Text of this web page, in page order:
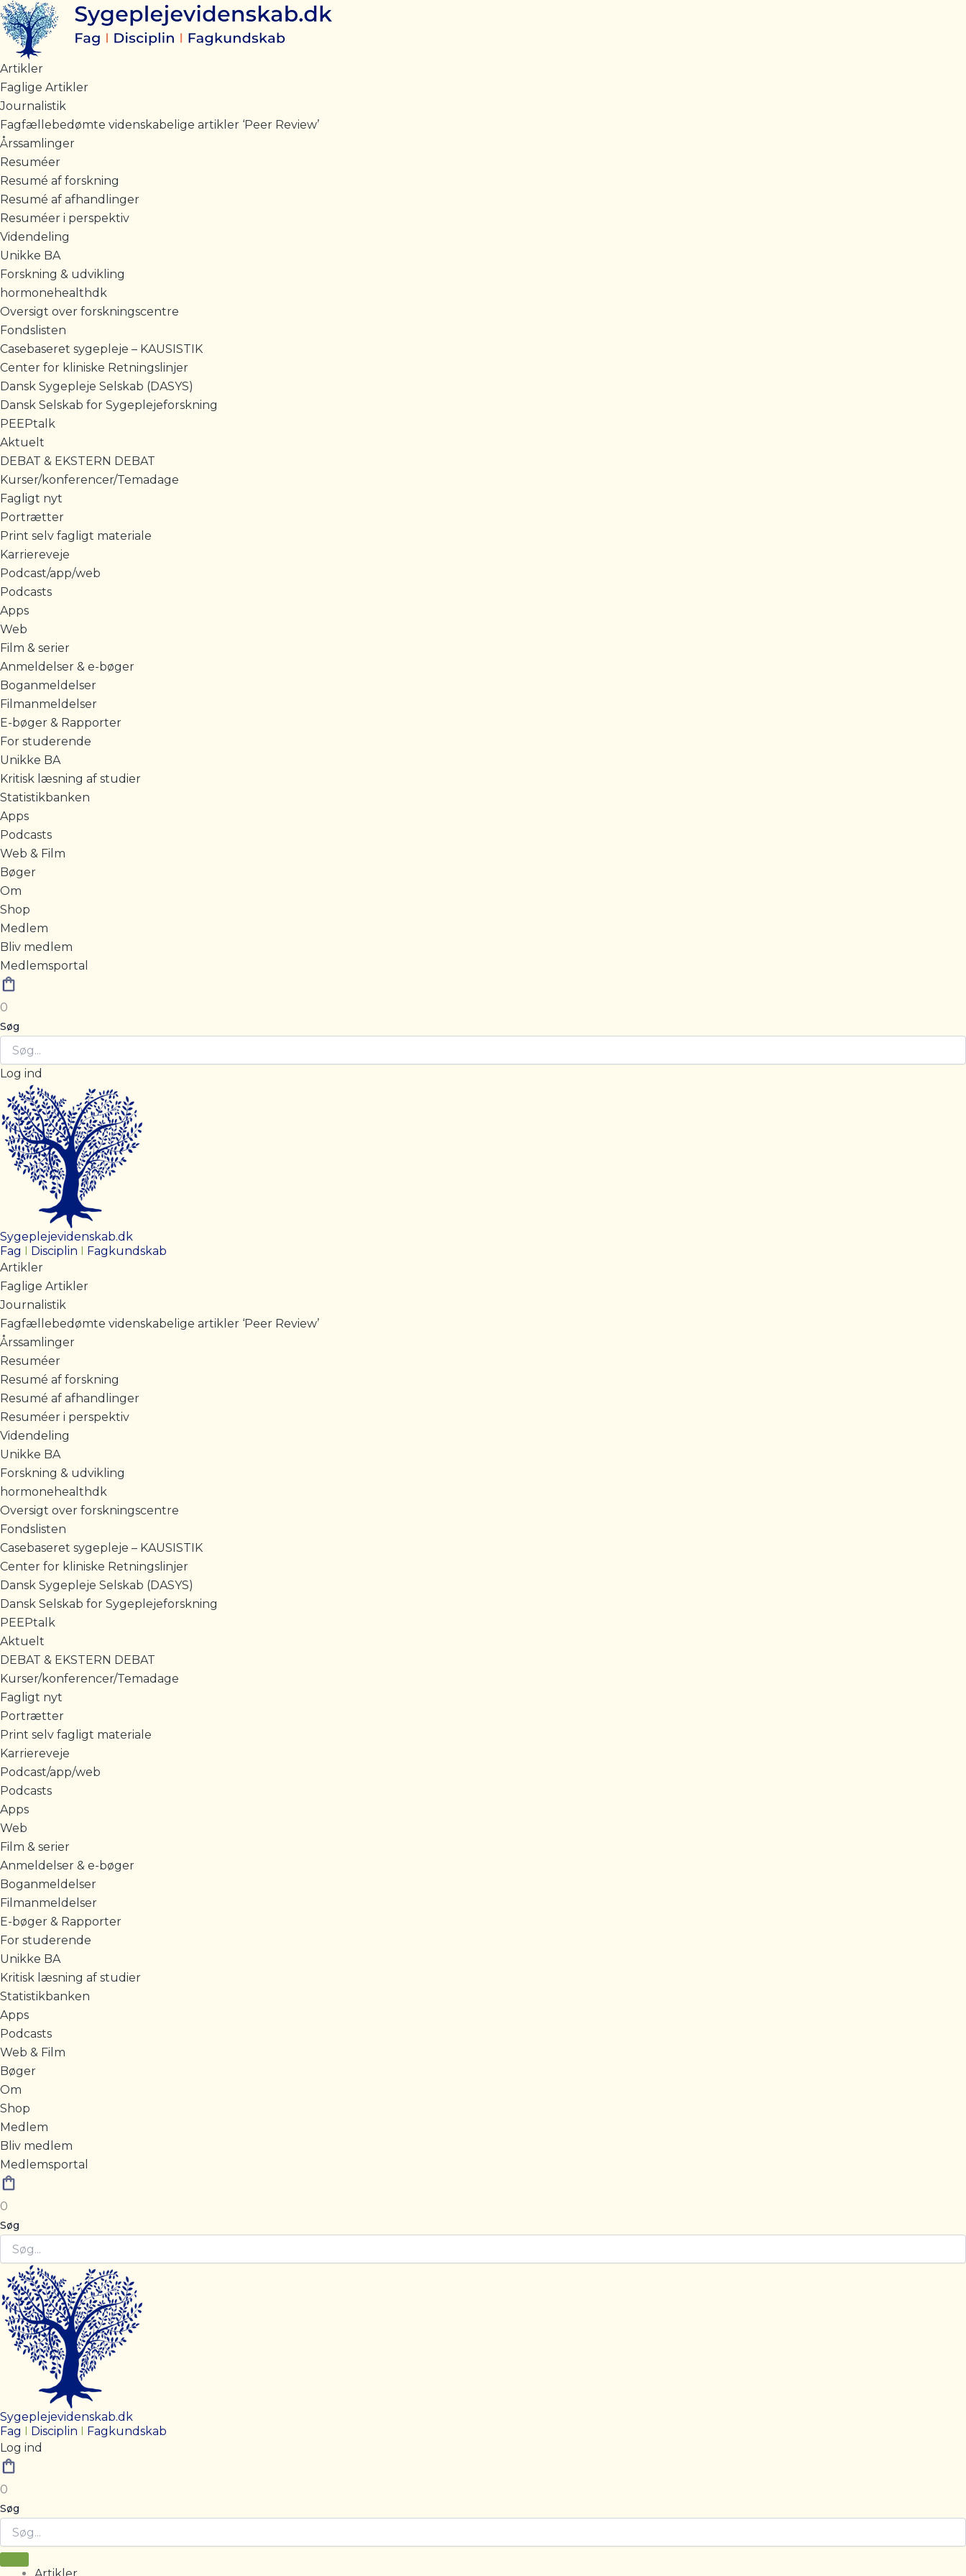
Gå
til
indholdet
Artikler
Faglige Artikler
Journalistik
Fagfællebedømte videnskabelige artikler ‘Peer Review’
Årssamlinger
Resuméer
Resumé af forskning
Resumé af afhandlinger
Resuméer i perspektiv
Videndeling
Unikke BA
Forskning & udvikling
hormonehealthdk
Oversigt over forskningscentre
Fondslisten
Casebaseret sygepleje – KAUSISTIK
Center for kliniske Retningslinjer
Dansk Sygepleje Selskab (DASYS)
Dansk Selskab for Sygeplejeforskning
PEEPtalk
Aktuelt
DEBAT & EKSTERN DEBAT
Kurser/konferencer/Temadage
Fagligt nyt
Portrætter
Print selv fagligt materiale
Karriereveje
Podcast/app/web
Podcasts
Apps
Web
Film & serier
Anmeldelser & e-bøger
Boganmeldelser
Filmanmeldelser
E-bøger & Rapporter
For studerende
Unikke BA
Kritisk læsning af studier
Statistikbanken
Apps
Podcasts
Web & Film
Bøger
Om
Shop
Medlem
Bliv medlem
Medlemsportal
0
Søg
Log ind
Sygeplejevidenskab.dk
Fag I Disciplin I Fagkundskab
Artikler
Faglige Artikler
Journalistik
Fagfællebedømte videnskabelige artikler ‘Peer Review’
Årssamlinger
Resuméer
Resumé af forskning
Resumé af afhandlinger
Resuméer i perspektiv
Videndeling
Unikke BA
Forskning & udvikling
hormonehealthdk
Oversigt over forskningscentre
Fondslisten
Casebaseret sygepleje – KAUSISTIK
Center for kliniske Retningslinjer
Dansk Sygepleje Selskab (DASYS)
Dansk Selskab for Sygeplejeforskning
PEEPtalk
Aktuelt
DEBAT & EKSTERN DEBAT
Kurser/konferencer/Temadage
Fagligt nyt
Portrætter
Print selv fagligt materiale
Karriereveje
Podcast/app/web
Podcasts
Apps
Web
Film & serier
Anmeldelser & e-bøger
Boganmeldelser
Filmanmeldelser
E-bøger & Rapporter
For studerende
Unikke BA
Kritisk læsning af studier
Statistikbanken
Apps
Podcasts
Web & Film
Bøger
Om
Shop
Medlem
Bliv medlem
Medlemsportal
0
Søg
Sygeplejevidenskab.dk
Fag I Disciplin I Fagkundskab
Log ind
0
Søg